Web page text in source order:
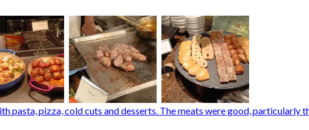
pasta, pizza, cold cuts and desserts. The meats were good, particularly